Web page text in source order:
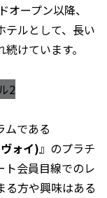
ープン以降、
テルとして、長い
けています。
ムである
ォイ)』のプラチ
ト会員目線でのレ
る方や興味はある